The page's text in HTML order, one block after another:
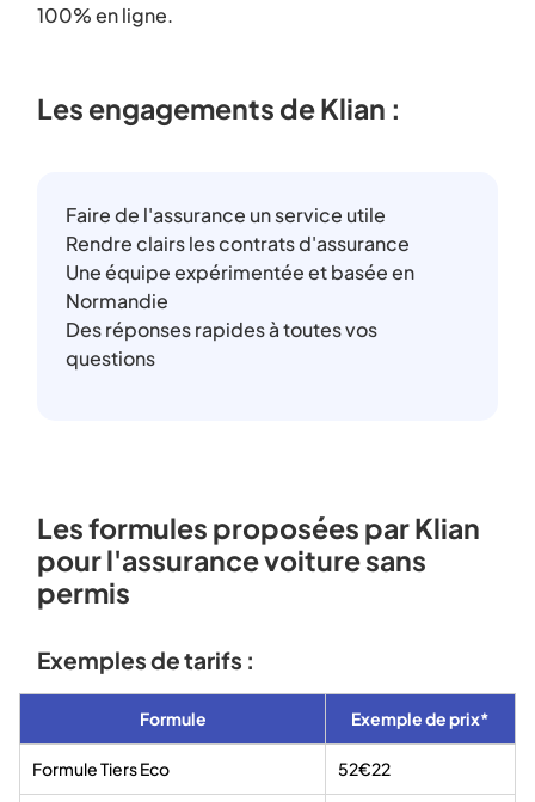
100% en ligne.
Les engagements de Klian :
Faire de l'assurance un service utile
Rendre clairs les contrats d'assurance
Une équipe expérimentée et basée en
Normandie
Des réponses rapides à toutes vos
questions
Les formules proposées par Klian
pour l'assurance voiture sans
permis
Exemples de tarifs :
Formule Exemple de prix*
Formule Tiers Eco 52€22